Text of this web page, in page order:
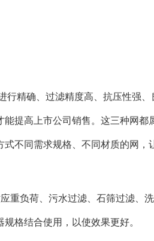
精确、过滤精度高、抗压性强、
提高上市公司销售。这三种网都
不同需求规格、不同材质的网，
负荷、污水过滤、石筛过滤、洗
格结合使用，以使效果更好。